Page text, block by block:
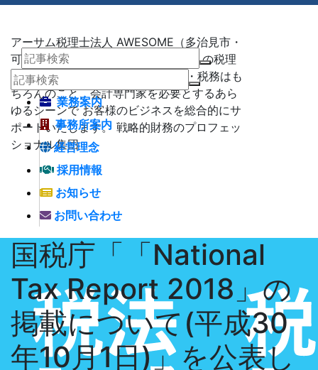
アーサム税理士法人 AWESOME（多治見市・
可児市・瑞浪市・土岐市） -地域No1 の税理
士法人 アーサム税理士法人 – 会計・税務はも
ちろんのこと、会計専門家を必要とするあら
ゆるシーンで お客様のビジネスを総合的にサ
ポートいたします。 戦略的財務のプロフェッ
ショナル集団
業務案内
事務所案内
経営理念
採用情報
お知らせ
お問い合わせ
国税庁「「National
Tax Report 2018」の
掲載について(平成30
年10月1日)」を公表し